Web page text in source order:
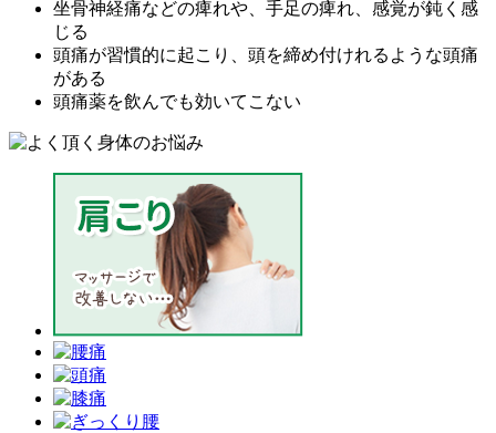
坐骨神経痛などの痺れや、手足の痺れ、感覚が鈍く感
じる
頭痛が習慣的に起こり、頭を締め付けれるような頭痛
がある
頭痛薬を飲んでも効いてこない